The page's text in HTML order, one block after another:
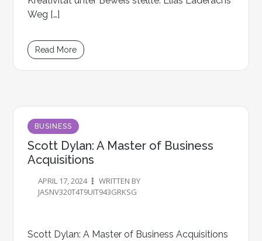
Weg […]
Read More
BUSINESS
Scott Dylan: A Master of Business
Acquisitions
APRIL 17, 2024
WRITTEN BY
JASNV320T4T9UIT943GRKSG
Scott Dylan: A Master of Business Acquisitions